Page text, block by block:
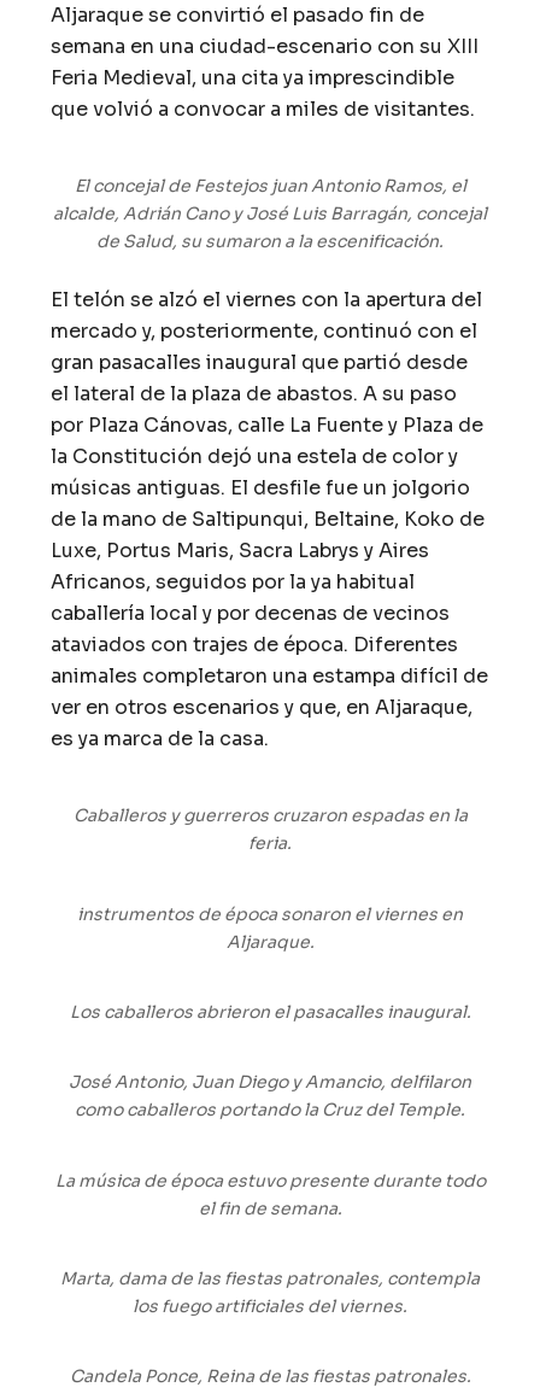
Aljaraque se convirtió el pasado fin de
semana en una ciudad-escenario con su XIII
Feria Medieval, una cita ya imprescindible
que volvió a convocar a miles de visitantes.
El concejal de Festejos juan Antonio Ramos, el
alcalde, Adrián Cano y José Luis Barragán, concejal
de Salud, su sumaron a la escenificación.
El telón se alzó el viernes con la apertura del
mercado y, posteriormente, continuó con el
gran pasacalles inaugural que partió desde
el lateral de la plaza de abastos. A su paso
por Plaza Cánovas, calle La Fuente y Plaza de
la Constitución dejó una estela de color y
músicas antiguas. El desfile fue un jolgorio
de la mano de Saltipunqui, Beltaine, Koko de
Luxe, Portus Maris, Sacra Labrys y Aires
Africanos, seguidos por la ya habitual
caballería local y por decenas de vecinos
ataviados con trajes de época. Diferentes
animales completaron una estampa difícil de
ver en otros escenarios y que, en Aljaraque,
es ya marca de la casa.
Caballeros y guerreros cruzaron espadas en la
feria.
instrumentos de época sonaron el viernes en
Aljaraque.
Los caballeros abrieron el pasacalles inaugural.
José Antonio, Juan Diego y Amancio, delfilaron
como caballeros portando la Cruz del Temple.
La música de época estuvo presente durante todo
el fin de semana.
Marta, dama de las fiestas patronales, contempla
los fuego artificiales del viernes.
Candela Ponce, Reina de las fiestas patronales.